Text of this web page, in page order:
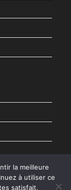
la meilleure
à utiliser ce
satisfait.